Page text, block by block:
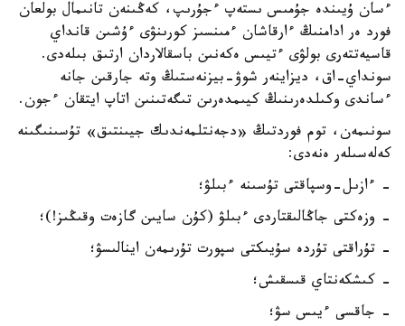
ءسان ۇيىندە جۇمىس ىستەپ ءجۇرىپ، كەڭىنەن تانىمال بولعان
فورد ەر ادامنىڭ ءارقاشان ءمىنسىز كورىنۋى ءۇشىن قانداي
قاسيەتتەرى بولۋى ءتيىس ەكەنىن باسقالاردان ارتىق بىلەدى.
سونداي-اق، ديزاينەر شوۋ-بيزنەستىڭ وتە جارقىن جانە
ءساندى وكىلدەرىنىڭ كيىمدەرىن تىگەتىنىن اتاپ ايتقان ءجون.
سونىمەن، توم فوردتىڭ «دجەنتلمەندىك جيىنتىق» تۇسىنىگىنە
كەلەسىلەر ەنەدى:
- ءازىل-وسپاقتى تۇسىنە ءبىلۋ؛
- وزەكتى جاڭالىقتاردى ءبىلۋ (كۇن سايىن گازەت وقىڭىز!)؛
- تۇراقتى تۇردە سۇيىكتى سپورت تۇرىمەن اينالىسۋ؛
- كىشكەنتاي قىسقىش؛
- جاقسى ءيىس سۋ؛